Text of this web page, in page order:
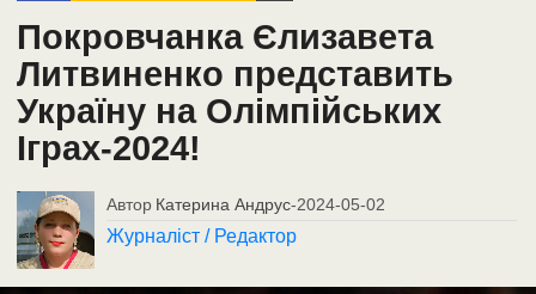
Покровчанка Єлизавета
Литвиненко представить
Україну на Олімпійських
Іграх-2024!
Автор Катерина Андрус-2024-05-02
Журналіст / Редактор